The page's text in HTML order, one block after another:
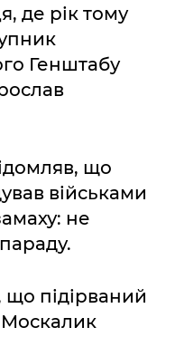
де рік тому
Генштабу
що
військами
не
підірваний